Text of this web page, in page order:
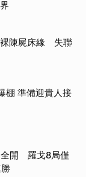
裸陳屍床緣 失聯
棚 準備迎貴人接
全開 羅戈8局僅